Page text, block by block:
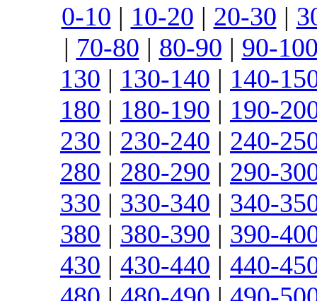
0-10 | 10-20 | 20-30 |
| 70-80 | 80-90 | 90-
130 | 130-140 | 140-
180 | 180-190 | 190-
230 | 230-240 | 240-
280 | 280-290 | 290-
330 | 330-340 | 340-
380 | 380-390 | 390-
430 | 430-440 | 440-